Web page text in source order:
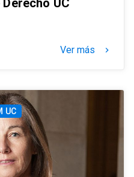
UC
Ver más keyboard_arrow_right
UC